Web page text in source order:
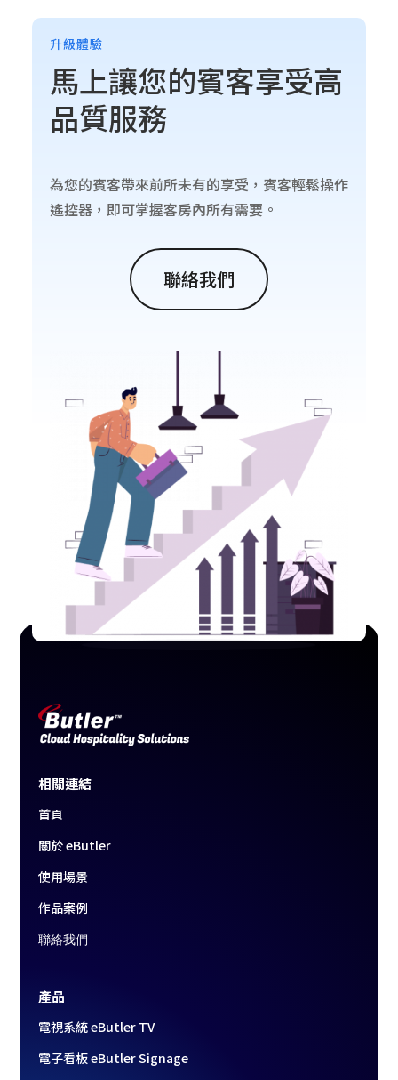
升級體驗
馬上讓您的賓客享受高
品質服務
為您的賓客帶來前所未有的享受，賓客輕鬆操作
遙控器，即可掌握客房內所有需要。
聯絡我們
相關連結
首頁
關於 eButler
使用場景
作品案例
聯絡我們
產品
電視系統 eButler TV
電子看板 eButler Signage